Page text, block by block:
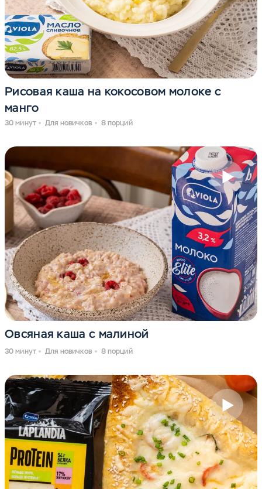
Рисовая каша на кокосовом молоке с
манго
30 минут Для новичков 8 порций
Овсяная каша с малиной
30 минут Для новичков 8 порций